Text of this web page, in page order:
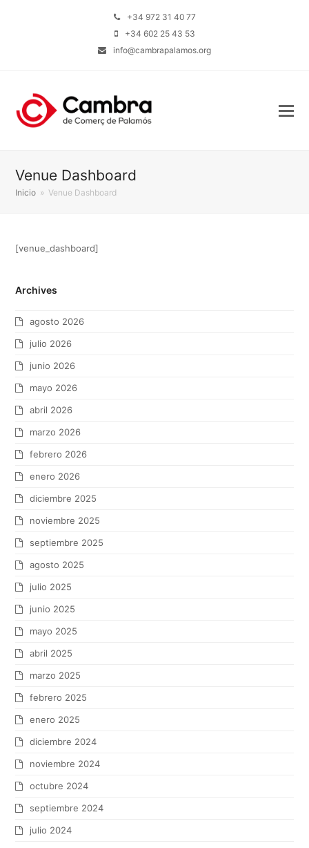
+34 972 31 40 77
+34 602 25 43 53
info@cambrapalamos.org
Venue Dashboard
Inicio » Venue Dashboard
[venue_dashboard]
Archives
agosto 2026
julio 2026
junio 2026
mayo 2026
abril 2026
marzo 2026
febrero 2026
enero 2026
diciembre 2025
noviembre 2025
septiembre 2025
agosto 2025
julio 2025
junio 2025
mayo 2025
abril 2025
marzo 2025
febrero 2025
enero 2025
diciembre 2024
noviembre 2024
octubre 2024
septiembre 2024
julio 2024